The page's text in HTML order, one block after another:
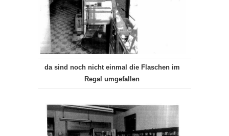
da sind noch nicht einmal die Flaschen im
Regal umgefallen